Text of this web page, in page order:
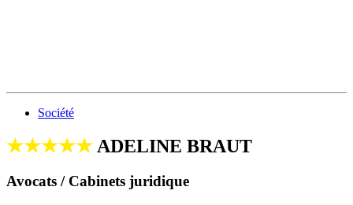
Société
★★★★★ADELINE BRAUT
Avocats / Cabinets juridique